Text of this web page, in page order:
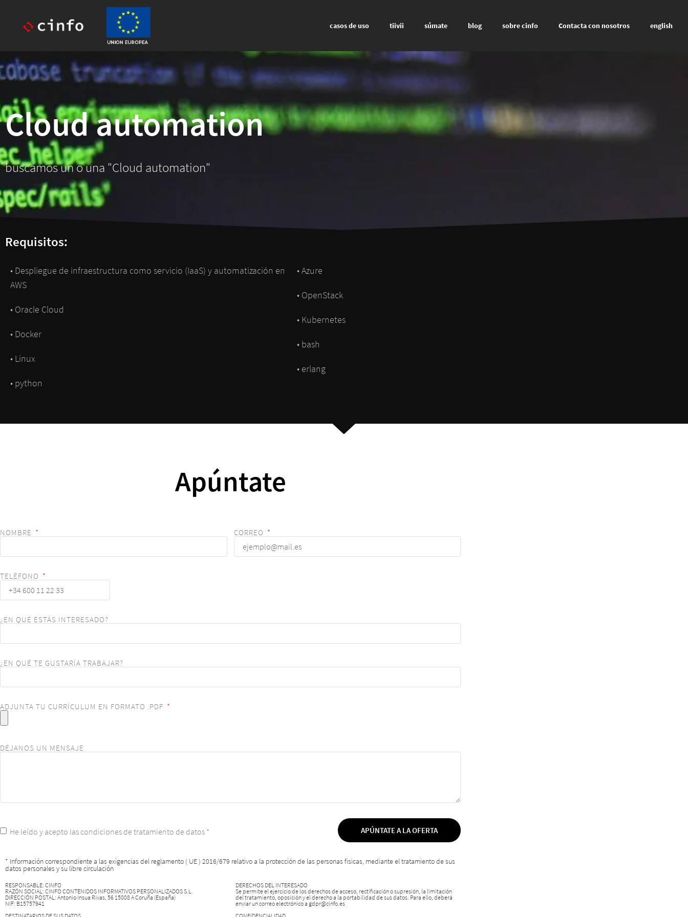
casos de uso tiivii súmate blog sobre cinfo Contacta con nosotros english
Cloud automation
buscamos un o una "Cloud automation"
Requisitos:
• Despliegue de infraestructura como servicio (IaaS) y automatización en
AWS
• Oracle Cloud
• Docker
• Linux
• python
• Azure
• OpenStack
• Kubernetes
• bash
• erlang
Apúntate
NOMBRE CORREO
TELÉFONO
¿EN QUÉ ESTÁS INTERESADO?
¿EN QUÉ TE GUSTARÍA TRABAJAR?
ADJUNTA TU CURRÍCULUM EN FORMATO .PDF
DÉJANOS UN MENSAJE
He leído y acepto las condiciones de tratamiento de datos * APÚNTATE A LA OFERTA
* Información correspondiente a las exigencias del reglamento ( UE ) 2016/679 relativo a la protección de las personas fisicas, mediante el tratamiento de sus
datos personales y su libre circulación
RESPONSABLE: CINFO
RAZÓN SOCIAL: CINFO CONTENIDOS INFORMATIVOS PERSONALIZADOS S.L.
DIRECCIÓN POSTAL: Antonio Insua Rivas, 56 15008 A Coruña (España)
NIF: B15757941
DERECHOS DEL INTERESADO
Se permite el ejercicio de los derechos de acceso, rectificación o supresión, la limitación
del tratamiento, oposición y el derecho a la portabilidad de sus datos. Para ello, deberá
enviar un correo electrónico a gdpr@cinfo.es